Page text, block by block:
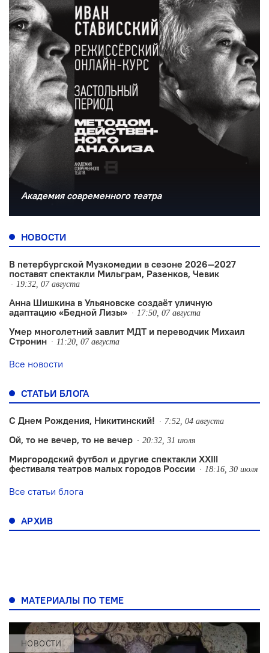
Академия современного театра
НОВОСТИ
В петербургской Музкомедии в сезоне 2026—2027
поставят спектакли Мильграм, Разенков, Чевик
19:32, 07 августа
Анна Шишкина в Ульяновске создаëт уличную
адаптацию «Бедной Лизы»
17:50, 07 августа
Умер многолетний завлит МДТ и переводчик Михаил
Стронин
11:20, 07 августа
Все новости
СТАТЬИ БЛОГА
С Днем Рождения, Никитинский! 7:52, 04 августа
Ой, то не вечер, то не вечер 20:32, 31 июля
Миргородский футбол и другие спектакли XXIII
фестиваля театров малых городов России
18:16, 30 июля
Все статьи блога
АРХИВ
МАТЕРИАЛЫ ПО ТЕМЕ
НОВОСТИ